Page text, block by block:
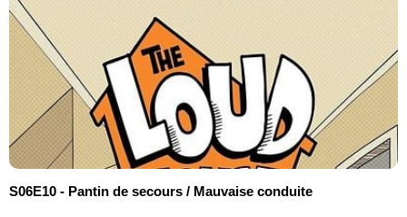
S06E10 - Pantin de secours / Mauvaise conduite